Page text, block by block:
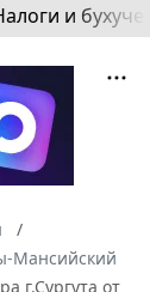
и
Мансийский
г.Сургута от